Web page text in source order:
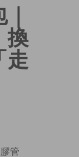
換
走
管